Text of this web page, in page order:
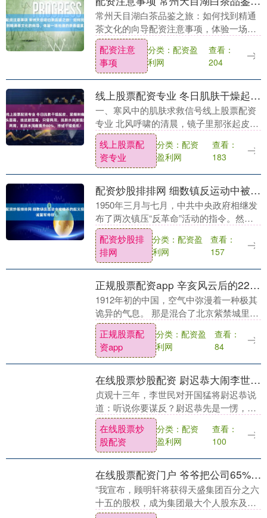
常州天目湖白茶品鉴之旅：如何找到精通
茶文化的向导配资注意事项，体验一场地
道的茶香盛宴 每年春天，尤其是清明前
后，我们常州人的朋友圈总会被一片翠绿
和清香刷屏——那....
配资注意
事项
分类：配资盈
利网
查看：
204
线上股票配资专业 冬日肌肤干燥起皮、紧绷刺痛？内行都在避开那些噱头面霜，选这款面霜，只需两周，肌肤水润度提升80%，终结干燥危机！
一、寒风中的肌肤求救信号线上股票配资
专业 北风呼啸的清晨，镜子里那张起皮泛
红的脸是不是让你瞬间清醒？ 办公室暖气
烘烤三小时后，紧绷到连假笑都会扯痛的
脸颊，是不是....
线上股票配
资专业
分类：配资
盈利网
查看：
183
配资炒股排排网 细数镇反运动中被错杀的起义投诚国军将领
1950年三月与七月，中共中央政府相继发
布了两次镇压“反革命”活动的指令。然
而，鉴于民众的思想仍沉浸在战争年代的
宽容政策中，执行力度尚显不足。因此，
同年十月，中....
配资炒股排
排网
分类：配资盈
利网
查看：
157
正规股票配资app 辛亥风云后的22个权力中心与背后的权力游戏：22省都督从清廷旧臣到革命先锋的身份裂变，袁世凯与军政强人们在变局中的生生死死！
1912年初的中国，空气中弥漫着一种极其
诡异的气息。 那是混合了北京紫禁城里陈
旧的炭火味、南京临时大总统府前新鲜的
泥土香，以及各地军营里刺鼻的火药味。2
月12日....
正规股票配
资app
分类：配资盈
利网
查看：
84
在线股票炒股配资 尉迟恭大闹李世民的寿宴，事后李世民试探地问他：听说你要造反？
贞观十三年，李世民对开国猛将尉迟恭说
道：听说你要谋反？尉迟恭先是一愣，随
即心头涌上一股怒火，他撕下衣服，露出
满是伤疤的身体，李世民见状，心头涌上
一股莫名的感动。....
在线股票炒
股配资
分类：配资
盈利网
查看：
100
在线股票配资门户 爷爷把公司65%的股权给了堂弟，我一点没分到，我没吵，刚要提交辞职报告，助理却拦住我：稍等，您父亲的遗产信托还没宣读
“我宣布，顾明轩将获得天盛集团百分之六
十五的股权，成为集团最大个人股东及新
任董事长。” 顾老爷子苍老却不容置疑的